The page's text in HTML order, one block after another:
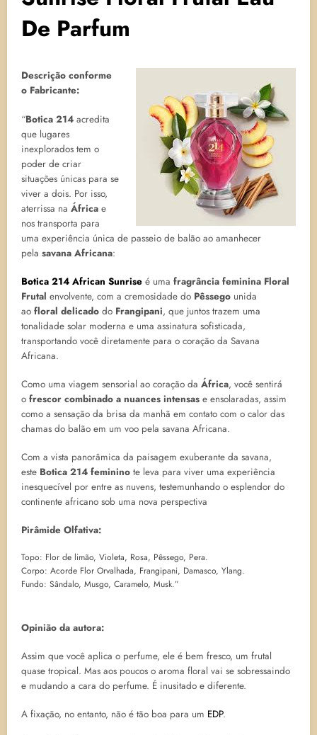
De Parfum
Descrição conforme
o Fabricante:
“Botica 214 acredita
que lugares
inexplorados tem o
poder de criar
situações únicas para se
viver a dois. Por isso,
aterrissa na África e
nos transporta para
uma experiência única de passeio de balão ao amanhecer
pela savana Africana:
Botica 214 African Sunrise é uma fragrância feminina Floral
Frutal envolvente, com a cremosidade do Pêssego unida
ao floral delicado do Frangipani, que juntos trazem uma
tonalidade solar moderna e uma assinatura sofisticada,
transportando você diretamente para o coração da Savana
Africana.
Como uma viagem sensorial ao coração da África, você sentirá
o frescor combinado a nuances intensas e ensolaradas, assim
como a sensação da brisa da manhã em contato com o calor das
chamas do balão em um voo pela savana Africana.
Com a vista panorâmica da paisagem exuberante da savana,
este Botica 214 feminino te leva para viver uma experiência
inesquecível por entre as nuvens, testemunhando o esplendor do
continente africano sob uma nova perspectiva
Pirâmide Olfativa:
Topo: Flor de limão, Violeta, Rosa, Pêssego, Pera.
Corpo: Acorde Flor Orvalhada, Frangipani, Damasco, Ylang.
Fundo: Sândalo, Musgo, Caramelo, Musk.”
Opinião da autora:
Assim que você aplica o perfume, ele é bem fresco, um frutal
quase tropical. Mas aos poucos o aroma floral vai se sobressaindo
e mudando a cara do perfume. É inusitado e diferente.
A fixação, no entanto, não é tão boa para um EDP.